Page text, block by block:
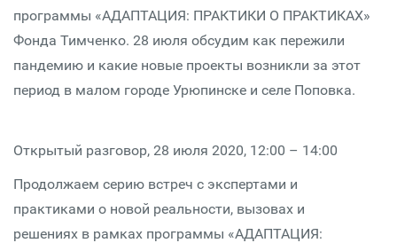
программы «АДАПТАЦИЯ: ПРАКТИКИ О ПРАКТИКАХ»
Фонда Тимченко. 28 июля обсудим как пережили
пандемию и какие новые проекты возникли за этот
период в малом городе Урюпинске и селе Поповка.
Открытый разговор, 28 июля 2020, 12:00 – 14:00
Продолжаем серию встреч с экспертами и
практиками о новой реальности, вызовах и
решениях в рамках программы «АДАПТАЦИЯ: